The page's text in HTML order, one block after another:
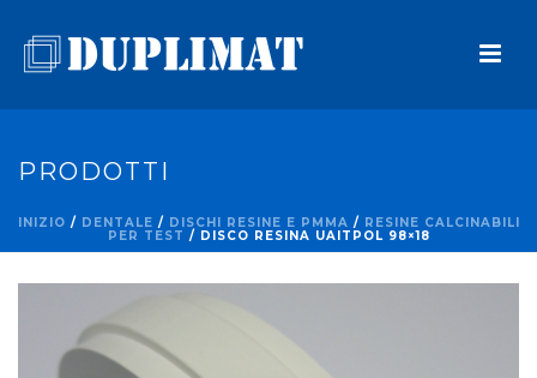
PRODOTTI
INIZIO / DENTALE / DISCHI RESINE E PMMA / RESINE CALCINABILI
PER TEST / DISCO RESINA UAITPOL 98×18